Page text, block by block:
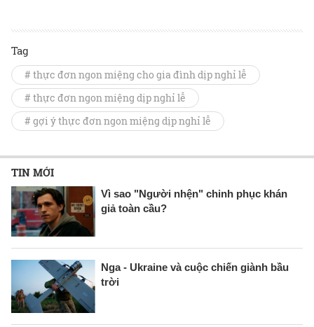
Tag
# thực đơn ngon miệng cho gia đình dịp nghỉ lễ
# thực đơn ngon miệng dịp nghỉ lễ
# gợi ý thực đơn ngon miệng dịp nghỉ lễ
TIN MỚI
Vì sao "Người nhện" chinh phục khán
giả toàn cầu?
Nga - Ukraine và cuộc chiến giành bầu
trời